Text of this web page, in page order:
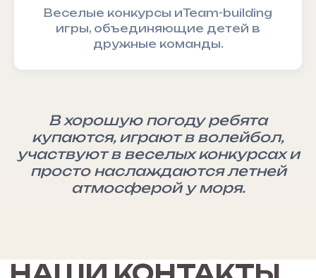
Веселые конкурсы иTeam-building
игры, объединяющие детей в
дружные команды.
В хорошую погоду ребята
купаются, играют в волейбол,
участвуют в веселых конкурсах и
просто наслаждаются летней
атмосферой у моря.